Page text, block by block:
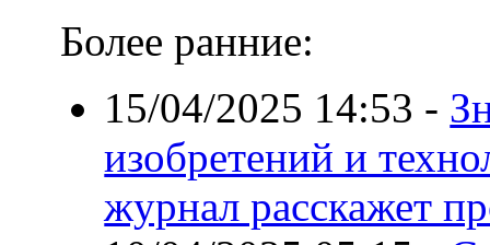
Более ранние:
15/04/2025 14:53 -
изобретений и
журнал расскажет